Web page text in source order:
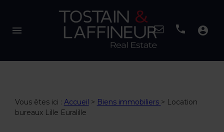
menu account_circle
Vous êtes ici : Accueil > Biens immobiliers > Location
bureaux Lille Euralille